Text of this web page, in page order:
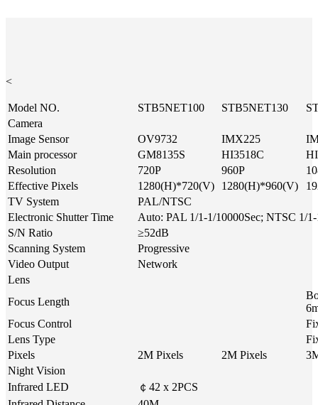
<
Model NO. STB5NET100 STB5NET130
Camera
Image Sensor
OV9732 IMX225
Main processor
GM8135S HI3518C
Resolution
720P 960P
Effective Pixels
1280(H)*720(V) 1280(H)*960(V)
TV System
PAL/NTSC
Electronic Shutter Time
Auto: PAL 1/1-1/10000Sec; NTSC 1/1-
S/N Ratio
≥52dB
Scanning System
Progressive
Video Output
Network
Lens
Focus Length
Focus Control
Lens Type
Pixels
2M Pixels 2M Pixels
Night Vision
Infrared LED
￠42 x 2PCS